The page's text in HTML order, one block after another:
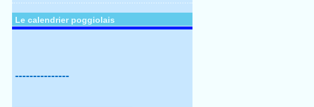
Le calendrier poggiolais
---------------